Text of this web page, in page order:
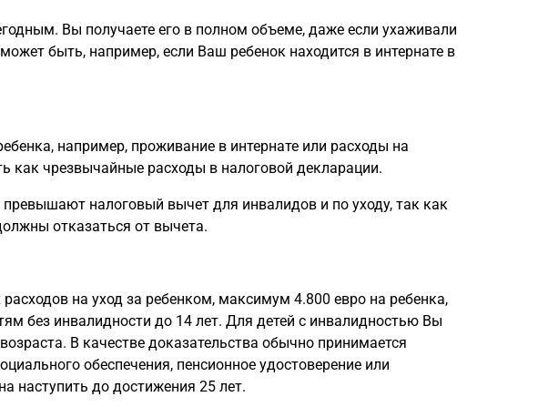
Вы получаете его в полном объеме, даже если ухаживали
быть, например, если Ваш ребенок находится в интернате в
например, проживание в интернате или расходы на
как чрезвычайные расходы в налоговой декларации.
налоговый вычет для инвалидов и по уходу, так как
отказаться от вычета.
на уход за ребенком, максимум 4.800 евро на ребенка,
без инвалидности до 14 лет. Для детей с инвалидностью Вы
В качестве доказательства обычно принимается
обеспечения, пенсионное удостоверение или
наступить до достижения 25 лет.